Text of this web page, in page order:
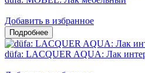
Добавить в избранное
düfa: LACQUER AQUA: Лак